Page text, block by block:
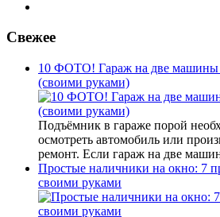
Свежее
10 ФОТО! Гараж на две машины
(своими руками)
Подъёмник в гараже порой
осмотреть автомобиль или
ремонт. Если гараж на две
Простые наличники на окно: 7
своими руками